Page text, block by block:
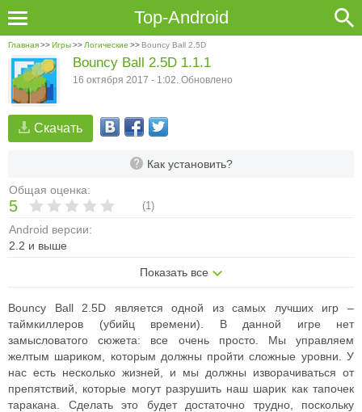
Top-Android
Главная>>Игры>> Логические >> Bouncy Ball 2.5D
Скачать
Как установить?
Общая оценка:
5 (1)
Android версии:
2.2 и выше
Показать все
Bouncy Ball 2.5D 1.1.1
16 октября 2017 - 1:02. Обновлено
Bouncy Ball 2.5D является одной из самых лучших игр –
таймкиллеров (убийц времени). В данной игре нет
замысловатого сюжета: все очень просто. Мы управляем
желтым шариком, которым должны пройти сложные уровни. У
нас есть несколько жизней, и мы должны изворачиваться от
препятствий, которые могут разрушить наш шарик как тапочек
таракана. Сделать это будет достаточно трудно, поскольку